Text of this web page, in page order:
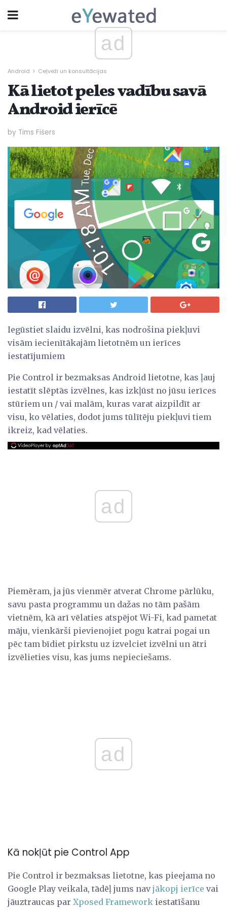
ad
Android Ceļveži un konsultācijas
Kā lietot peles vadību savā
Android ierīcē
by Tims Fišers
Iegūstiet slaidu izvēlni, kas nodrošina piekļuvi
visām iecienītākajām lietotnēm un ierīces
iestatījumiem
Pie Control ir bezmaksas Android lietotne, kas ļauj
iestatīt slēptās izvēlnes, kas izkļūst no jūsu ierīces
stūriem un / vai malām, kuras varat aizpildīt ar
visu, ko vēlaties, dodot jums tūlītēju piekļuvi tiem
ikreiz, kad vēlaties.
ad
Piemēram, ja jūs vienmēr atverat Chrome pārlūku,
savu pasta programmu un dažas no tām pašām
vietnēm, kā arī vēlaties atspējot Wi-Fi, kad pametat
māju, vienkārši pievienojiet pogu katrai pogai un
pēc tam bīdiet pirkstu uz izvelciet izvēlni un ātri
izvēlieties visu, kas jums nepieciešams.
ad
Kā nokļūt pie Control App
Pie Control ir bezmaksas lietotne, kas pieejama no
Google Play veikala, tādēļ jums navjākopj ierīce vai
jāuztraucas par Xposed Framework iestatīšanu